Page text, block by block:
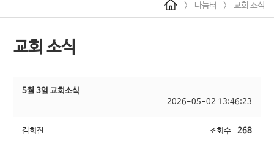
> 나눔터 > 교회 소식
교회 소식
5월 3일 교회소식
2026-05-02 13:46:23
김희진 조회수 268